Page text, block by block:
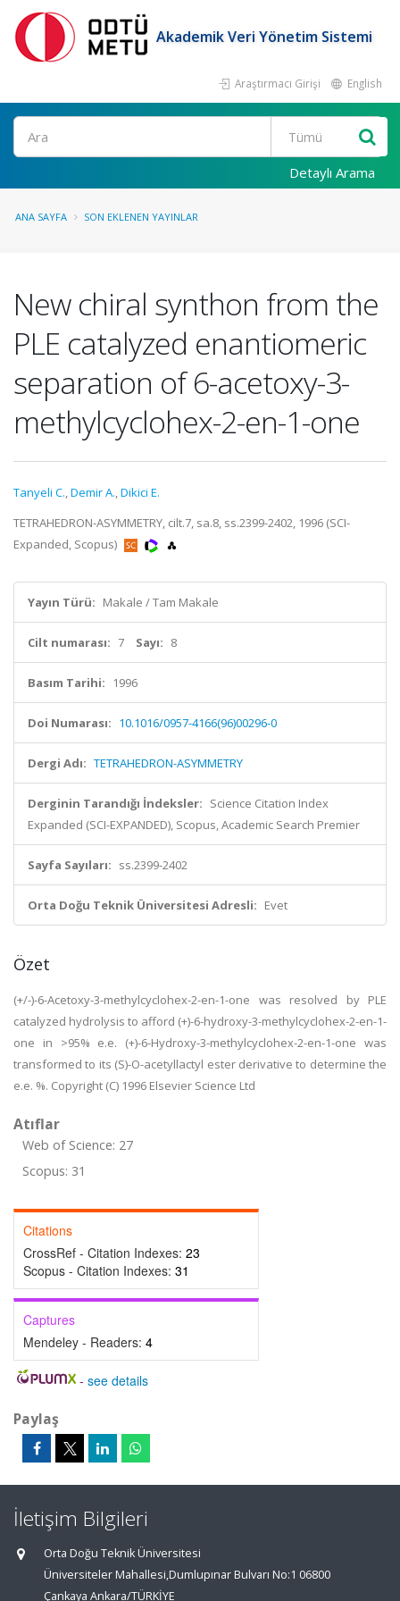
Akademik Veri Yönetim Sistemi
Araştırmacı Girişi English
Ara
Detaylı Arama
ANA SAYFA SON EKLENEN YAYINLAR
New chiral synthon from the
PLE catalyzed enantiomeric
separation of 6-acetoxy-3-
methylcyclohex-2-en-1-one
Tanyeli C.,Demir A.,Dikici E.
TETRAHEDRON-ASYMMETRY, cilt.7, sa.8, ss.2399-2402, 1996 (SCI-
Expanded, Scopus)
Yayın Türü: Makale / Tam Makale
Cilt numarası: 7 Sayı: 8
Basım Tarihi: 1996
Doi Numarası: 10.1016/0957-4166(96)00296-0
Dergi Adı: TETRAHEDRON-ASYMMETRY
Derginin Tarandığı İndeksler: Science Citation Index
Expanded (SCI-EXPANDED), Scopus, Academic Search Premier
Sayfa Sayıları: ss.2399-2402
Orta Doğu Teknik Üniversitesi Adresli: Evet
Özet
(+/-)-6-Acetoxy-3-methylcyclohex-2-en-1-one was resolved by PLE
catalyzed hydrolysis to afford (+)-6-hydroxy-3-methylcyclohex-2-en-1-
one in >95% e.e. (+)-6-Hydroxy-3-methylcyclohex-2-en-1-one was
transformed to its (S)-O-acetyllactyl ester derivative to determine the
e.e. %. Copyright (C) 1996 Elsevier Science Ltd
Atıflar
Web of Science: 27
Scopus: 31
Citations
CrossRef - Citation Indexes: 23
Scopus - Citation Indexes: 31
Captures
Mendeley - Readers: 4
- see details
Paylaş
İletişim Bilgileri
Orta Doğu Teknik Üniversitesi
Üniversiteler Mahallesi,Dumlupınar Bulvarı No:1 06800
Çankaya Ankara/TÜRKİYE